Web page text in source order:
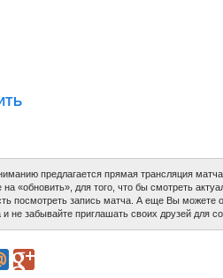
предлагается прямая трансляция
на «обновить», для того, что бы смотреть
посмотреть запись матча. А еще Вы можете
и не забывайте приглашать своих друзей для